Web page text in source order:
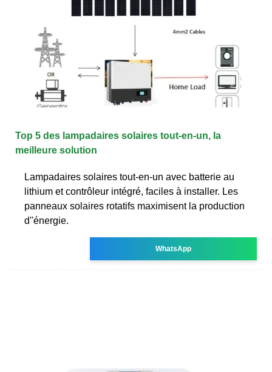
Top 5 des lampadaires solaires tout-en-un, la
meilleure solution
Lampadaires solaires tout-en-un avec batterie au
lithium et contrôleur intégré, faciles à installer. Les
panneaux solaires rotatifs maximisent la production
d''énergie.
WhatsApp